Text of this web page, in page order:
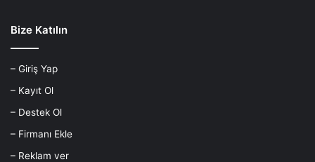
Bize Katılın
– Giriş Yap
– Kayıt Ol
– Destek Ol
– Firmanı Ekle
– Reklam ver